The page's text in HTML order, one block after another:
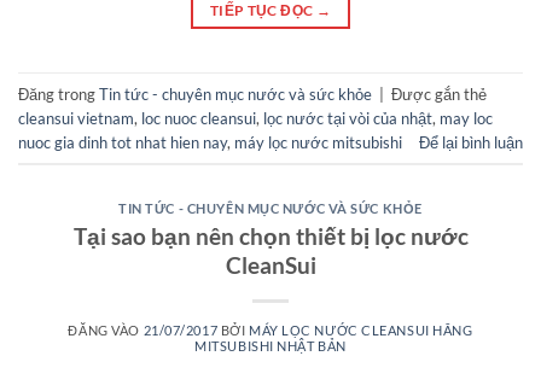
TIẾP TỤC ĐỌC →
Đăng trongTin tức - chuyên mục nước và sức khỏe | Được gắn thẻ
cleansui vietnam, loc nuoc cleansui, lọc nước tại vòi của nhật, may loc
nuoc gia dinh tot nhat hien nay, máy lọc nước mitsubishi Để lại bình luận
TIN TỨC - CHUYÊN MỤC NƯỚC VÀ SỨC KHỎE
Tại sao bạn nên chọn thiết bị lọc nước
CleanSui
ĐĂNG VÀO 21/07/2017 BỞI MÁY LỌC NƯỚC CLEANSUI HÃNG
MITSUBISHI NHẬT BẢN